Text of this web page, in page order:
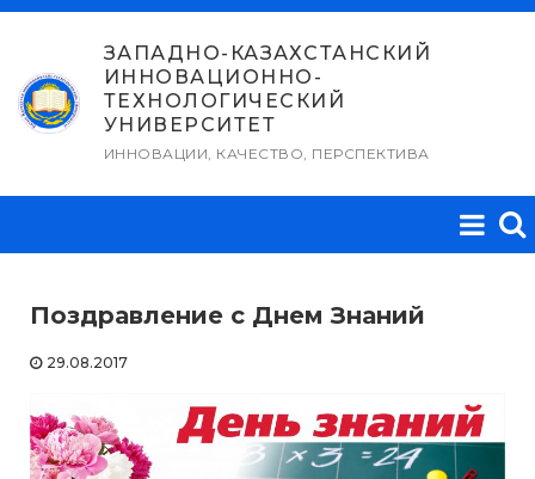
Перейти
содержимому
ЗАПАДНО-КАЗАХСТАНСКИЙ
ИННОВАЦИОННО-
ТЕХНОЛОГИЧЕСКИЙ
УНИВЕРСИТЕТ
ИННОВАЦИИ, КАЧЕСТВО, ПЕРСПЕКТИВА
Поздравление с Днем Знаний
29.08.2017